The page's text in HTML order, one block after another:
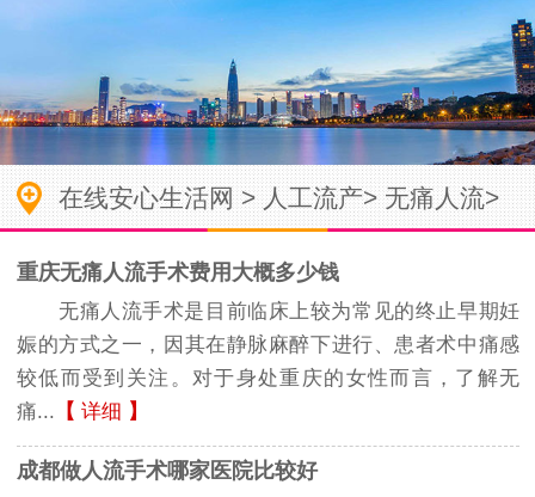
在线安心生活网>人工流产>无痛人流>
重庆无痛人流手术费用大概多少钱
无痛人流手术是目前临床上较为常见的终止早期妊
娠的方式之一，因其在静脉麻醉下进行、患者术中痛感
较低而受到关注。对于身处重庆的女性而言，了解无
痛... 【 详细 】
成都做人流手术哪家医院比较好